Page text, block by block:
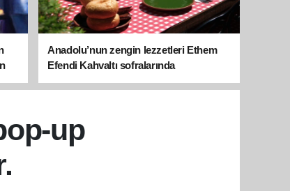
Anadolu’nun zengin lezzetleri Ethem
Efendi Kahvaltı sofralarında
up